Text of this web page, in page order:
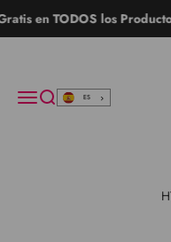
en TODOS los Productos
MenúBuscar ES